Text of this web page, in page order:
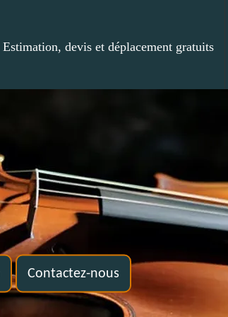
Estimation, devis et déplacement gratuits
Contactez-nous